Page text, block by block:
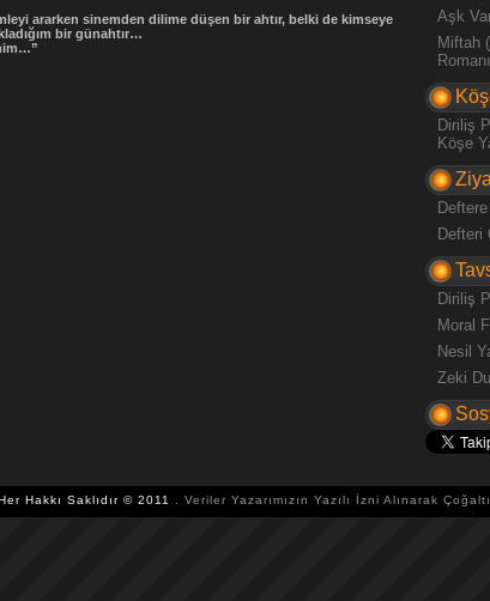
ararken sinemden dilime düşen bir ahtır, belki de kimseye
bir günahtır…
Aşk
Miftah
Diriliş
Köşe
Defteri
Diriliş
Moral
Nesil
Zeki
Hakkı Saklıdır © 2011 . Veriler Yazarımızın Yazılı İzni Alınarak